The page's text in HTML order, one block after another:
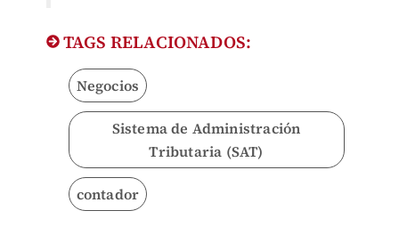
TAGS RELACIONADOS:
Negocios
Sistema de Administración
Tributaria (SAT)
contador